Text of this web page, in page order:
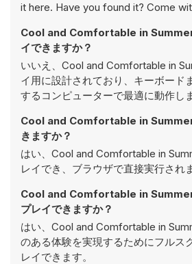
it here. Have you found it? Come
Cool and Comfortable in Summer
イできますか？
いいえ、Cool and Comfortable in
イ用に設計されており、キーボード
するコンピューターで最適に動作し
Cool and Comfortable in Summer
きますか？
はい、Cool and Comfortable in
レイでき、ブラウザで直接実行され
Cool and Comfortable in Summer
プレイできますか？
はい、Cool and Comfortable in
のある体験を実現するためにフルス
レイできます。